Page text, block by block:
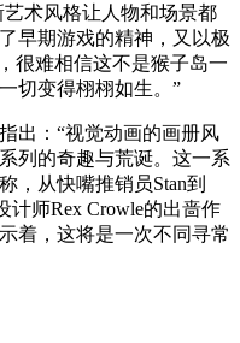
术风格让人物和场景都
早期游戏的精神，又以极
很难相信这不是猴子岛一
切变得栩栩如生。”
出：“视觉动画的画册风
列的奇趣与荒诞。这一系
，从快嘴推销员Stan到
计师Rex Crowle的出啬作
着，这将是一次不同寻常